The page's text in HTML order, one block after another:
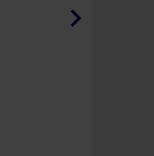
keyboard_arrow_right